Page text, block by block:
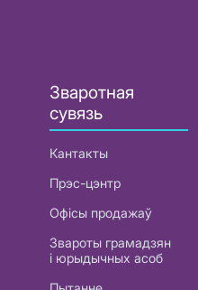
Зваротная
сувязь
Кантакты
Прэс-цэнтр
Офісы продажаў
Звароты грамадзян
і юрыдычных асоб